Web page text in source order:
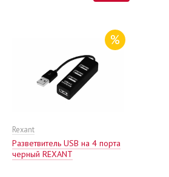
%
Rexant
Разветвитель USB на 4 порта
черный REXANT